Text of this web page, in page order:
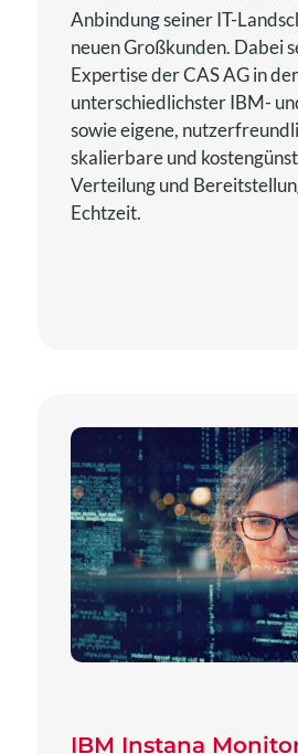
Anbindung seiner IT-
neuen Großkunden. Dabei
Expertise der CAS AG in
unterschiedlichster IBM-
sowie eigene,
skalierbare und
Verteilung und
Echtzeit.
IBM Instana